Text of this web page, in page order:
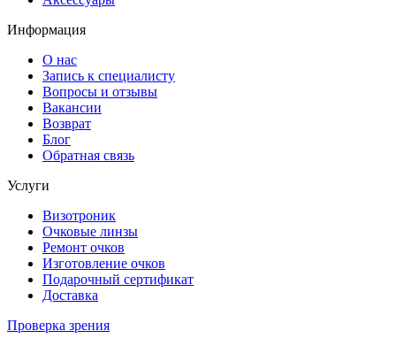
Информация
О нас
Запись к специалисту
Вопросы и отзывы
Вакансии
Возврат
Блог
Обратная связь
Услуги
Визотроник
Очковые линзы
Ремонт очков
Изготовление очков
Подарочный сертификат
Доставка
Проверка зрения